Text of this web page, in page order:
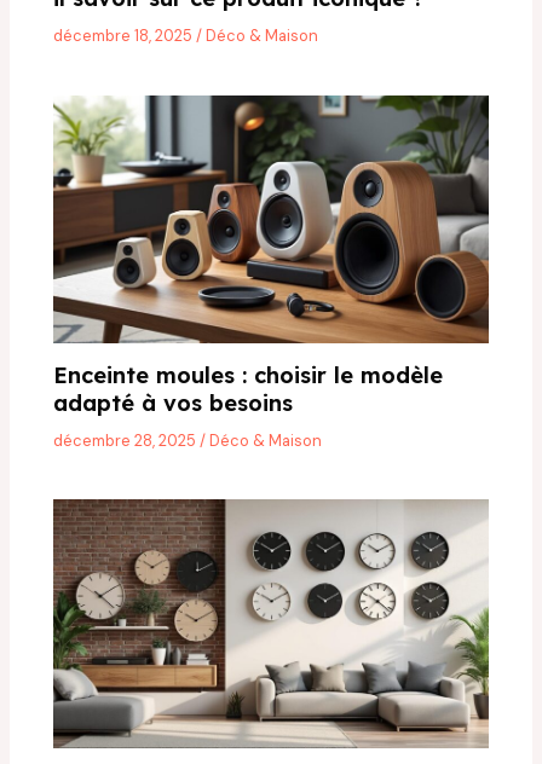
décembre 18, 2025/Déco & Maison
Enceinte moules : choisir le modèle
adapté à vos besoins
décembre 28, 2025/Déco & Maison